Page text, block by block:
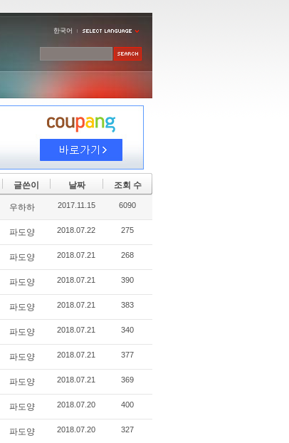
한국어
글쓴이 날짜 조회 수
우하하 2017.11.15 6090
파도양 2018.07.22 275
파도양 2018.07.21 268
파도양 2018.07.21 390
파도양 2018.07.21 383
파도양 2018.07.21 340
파도양 2018.07.21 377
파도양 2018.07.21 369
파도양 2018.07.20 400
파도양 2018.07.20 327